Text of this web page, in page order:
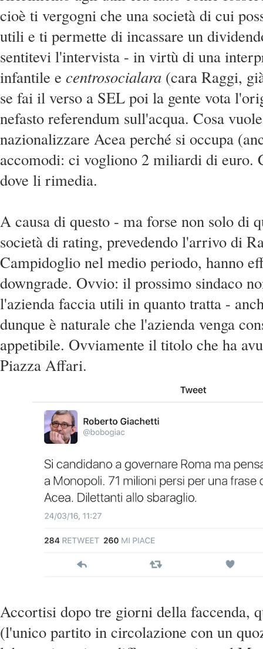
cioè ti vergogni che una società di cui
utili e ti permette di incassare un
sentitevi l'intervista - in virtù di una
infantile e centrosocialara (cara Raggi,
se fai il verso a SEL poi la gente vota
nefasto referendum sull'acqua. Cosa
nazionalizzare Acea perché si occupa
accomodi: ci vogliono 2 miliardi di euro.
dove li rimedia.
A causa di questo - ma forse non solo di
società di rating, prevedendo l'arrivo di
Campidoglio nel medio periodo, hanno
downgrade. Ovvio: il prossimo sindaco
l'azienda faccia utili in quanto tratta -
dunque è naturale che l'azienda venga
appetibile. Ovviamente il titolo che ha
Piazza Affari.
Accortisi dopo tre giorni della faccenda,
(l'unico partito in circolazione con un